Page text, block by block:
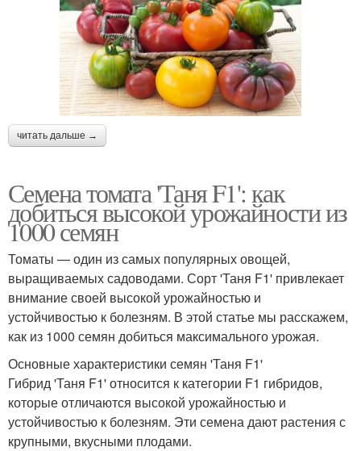
читать дальше →
Семена томата 'Таня F1': как
добиться высокой урожайности из
1000 семян
Томаты — один из самых популярных овощей,
выращиваемых садоводами. Сорт 'Таня F1' привлекает
внимание своей высокой урожайностью и
устойчивостью к болезням. В этой статье мы расскажем,
как из 1000 семян добиться максимального урожая.
Основные характеристики семян 'Таня F1'
Гибрид 'Таня F1' относится к категории F1 гибридов,
которые отличаются высокой урожайностью и
устойчивостью к болезням. Эти семена дают растения с
крупными, вкусными плодами.